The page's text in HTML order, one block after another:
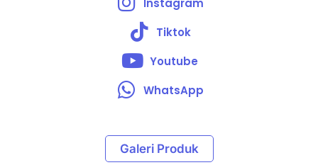
Instagram
Tiktok
Youtube
WhatsApp
Galeri Produk